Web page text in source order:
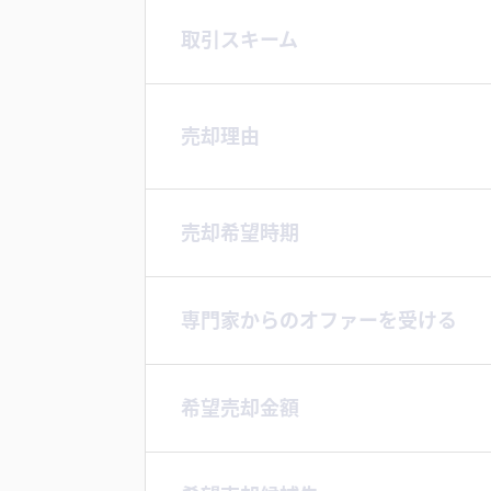
取引スキーム
売却理由
売却希望時期
専門家からのオファーを受ける
希望売却金額